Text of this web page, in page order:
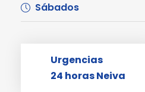
Sábados
Urgencias
24 horas Neiva